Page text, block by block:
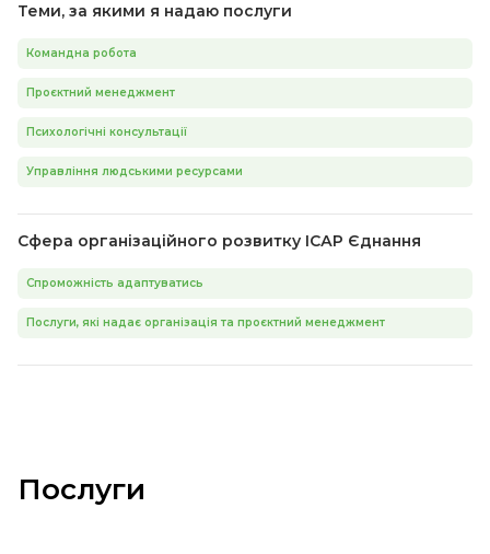
Теми, за якими я надаю послуги
Командна робота
Проєктний менеджмент
Психологічні консультації
Управління людськими ресурсами
Сфера організаційного розвитку ІСАР Єднання
Спроможність адаптуватись
Послуги, які надає організація та проєктний менеджмент
Послуги